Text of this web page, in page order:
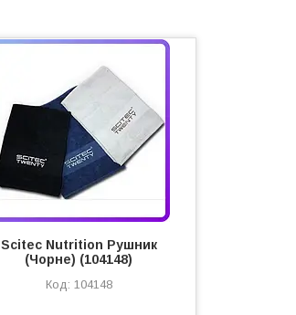
Scitec Nutrition Рушник
(Чорне) (104148)
104148